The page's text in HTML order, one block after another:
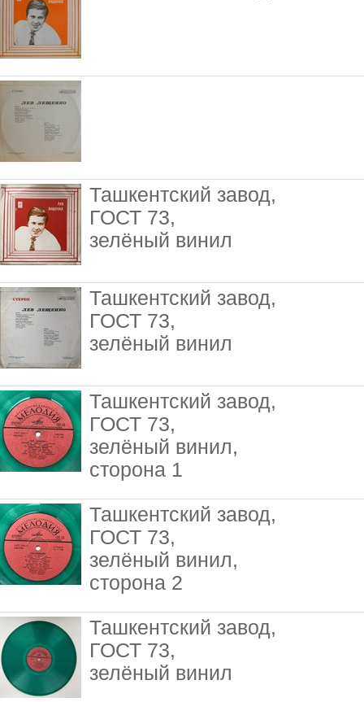
Ташкентский завод,
ГОСТ 73,
зелёный винил
Ташкентский завод,
ГОСТ 73,
зелёный винил
Ташкентский завод,
ГОСТ 73,
зелёный винил,
сторона 1
Ташкентский завод,
ГОСТ 73,
зелёный винил,
сторона 2
Ташкентский завод,
ГОСТ 73,
зелёный винил